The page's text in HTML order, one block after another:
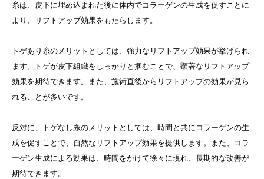
糸は、皮下に埋め込まれた後に体内でコラーゲンの生成を促すことに
より、リフトアップ効果をもたらします。
トゲあり糸のメリットとしては、強力なリフトアップ効果が挙げられ
ます。トゲが皮下組織をしっかりと掴むことで、顕著なリフトアップ
効果を期待できます。また、施術直後からリフトアップの効果が見ら
れることが多いです。
反対に、トゲなし糸のメリットとしては、時間と共にコラーゲンの生
成を促すことで、自然なリフトアップ効果を提供します。また、コラ
ーゲン生成による効果は、時間をかけて徐々に現れ、長期的な改善が
期待できます。